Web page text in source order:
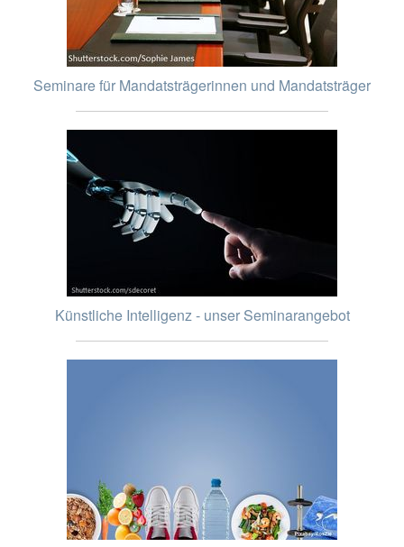
Seminare für Mandatsträgerinnen und Mandatsträger
Künstliche Intelligenz - unser Seminarangebot